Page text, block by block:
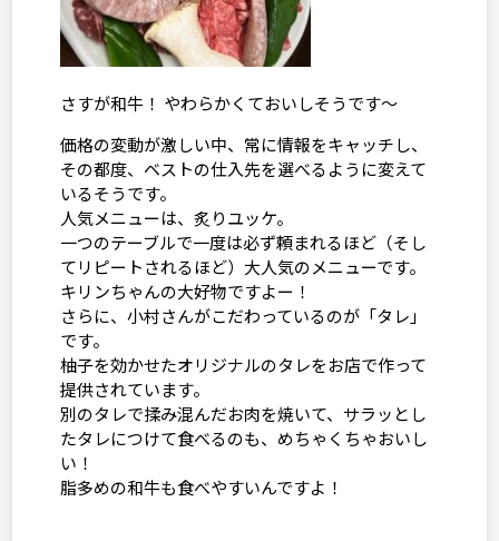
さすが和牛！ やわらかくておいしそうです～
価格の変動が激しい中、常に情報をキャッチし、
その都度、ベストの仕入先を選べるように変えて
いるそうです。
人気メニューは、炙りユッケ。
一つのテーブルで一度は必ず頼まれるほど（そし
てリピートされるほど）大人気のメニューです。
キリンちゃんの大好物ですよー！
さらに、小村さんがこだわっているのが「タレ」
です。
柚子を効かせたオリジナルのタレをお店で作って
提供されています。
別のタレで揉み混んだお肉を焼いて、サラッとし
たタレにつけて食べるのも、めちゃくちゃおいし
い！
脂多めの和牛も食べやすいんですよ！